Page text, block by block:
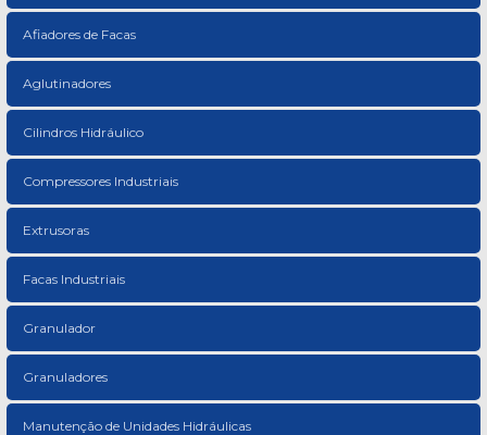
Afiadores de Facas
Aglutinadores
Cilindros Hidráulico
Compressores Industriais
Extrusoras
Facas Industriais
Granulador
Granuladores
Manutenção de Unidades Hidráulicas